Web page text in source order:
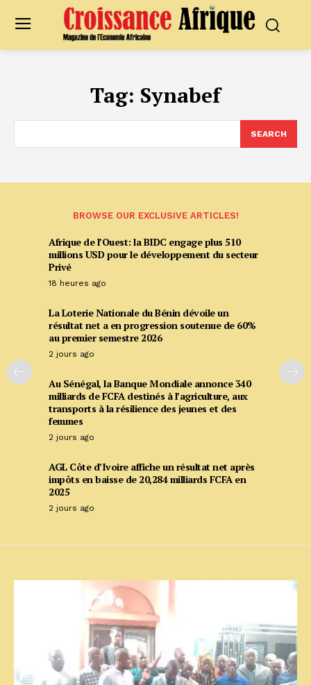
Tag: Synabef
SEARCH
BROWSE OUR EXCLUSIVE ARTICLES!
Afrique de l’Ouest: la BIDC engage plus 510
millions USD pour le développement du secteur
Privé
18 heures ago
La Loterie Nationale du Bénin dévoile un
résultat net a en progression soutenue de 60%
au premier semestre 2026
2 jours ago
Au Sénégal, la Banque Mondiale annonce 340
milliards de FCFA destinés à l’agriculture, aux
transports à la résilience des jeunes et des
femmes
2 jours ago
AGL Côte d’Ivoire affiche un résultat net après
impôts en baisse de 20,284 milliards FCFA en
2025
2 jours ago